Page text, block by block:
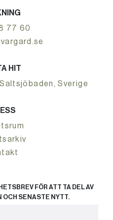
77 60
HIT
Sverige
FÖR ATT TA DEL AV
OCH SENASTE NYTT.